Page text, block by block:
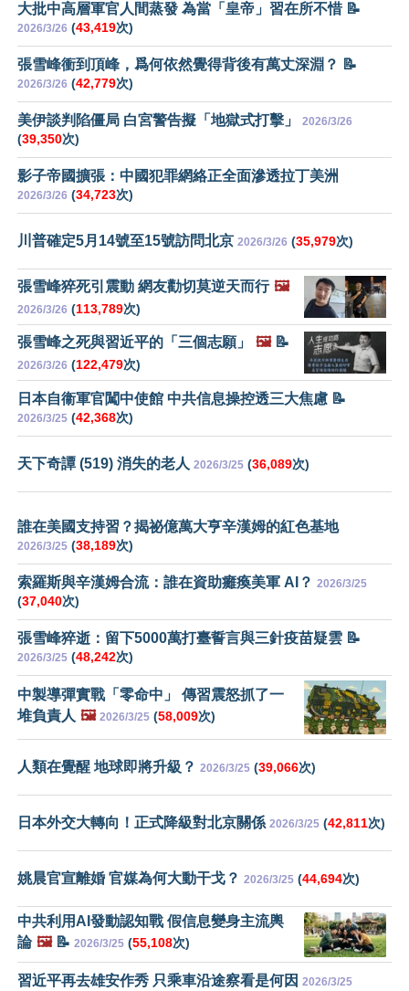
大批中高層軍官人間蒸發 為當「皇帝」習在所不惜 📝
2026/3/26 (43,419次)
張雪峰衝到頂峰，爲何依然覺得背後有萬丈深淵？ 📝
2026/3/26 (42,779次)
美伊談判陷僵局 白宮警告擬「地獄式打擊」 2026/3/26
(39,350次)
影子帝國擴張：中國犯罪網絡正全面滲透拉丁美洲
2026/3/26 (34,723次)
川普確定5月14號至15號訪問北京 2026/3/26 (35,979次)
張雪峰猝死引震動 網友勸切莫逆天而行 🖼️
2026/3/26 (113,789次)
張雪峰之死與習近平的「三個志願」 🖼️📝
2026/3/26 (122,479次)
日本自衞軍官闖中使館 中共信息操控透三大焦慮 📝
2026/3/25 (42,368次)
天下奇譚 (519) 消失的老人 2026/3/25 (36,089次)
誰在美國支持習？揭祕億萬大亨辛漢姆的紅色基地
2026/3/25 (38,189次)
索羅斯與辛漢姆合流：誰在資助癱瘓美軍 AI？ 2026/3/25
(37,040次)
張雪峰猝逝：留下5000萬打臺誓言與三針疫苗疑雲 📝
2026/3/25 (48,242次)
中製導彈實戰「零命中」 傳習震怒抓了一
堆負責人 🖼️ 2026/3/25 (58,009次)
人類在覺醒 地球即將升級？ 2026/3/25 (39,066次)
日本外交大轉向！正式降級對北京關係 2026/3/25 (42,811次)
姚晨官宣離婚 官媒為何大動干戈？ 2026/3/25 (44,694次)
中共利用AI發動認知戰 假信息變身主流輿
論 🖼️📝 2026/3/25 (55,108次)
習近平再去雄安作秀 只乘車沿途察看是何因 2026/3/25